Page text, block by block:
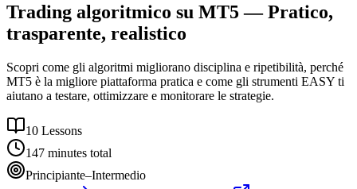
Trading algoritmico su MT5 — Pratico,
trasparente, realistico
Scopri come gli algoritmi migliorano disciplina e ripetibilità, perché
MT5 è la migliore piattaforma pratica e come gli strumenti EASY ti
aiutano a testare, ottimizzare e monitorare le strategie.
10 Lessons
147 minutes total
Principiante–Intermedio